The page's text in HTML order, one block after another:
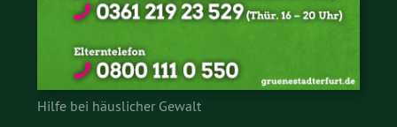
Hilfe bei häuslicher Gewalt